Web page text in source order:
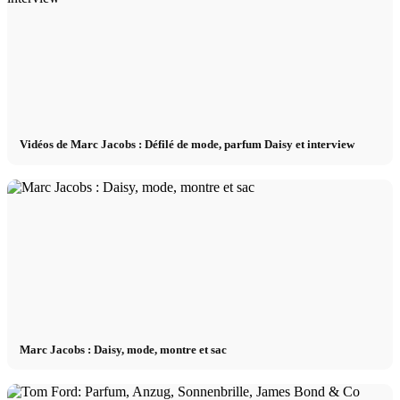
Vidéos de Marc Jacobs : Défilé de mode, parfum Daisy et interview
Marc Jacobs : Daisy, mode, montre et sac